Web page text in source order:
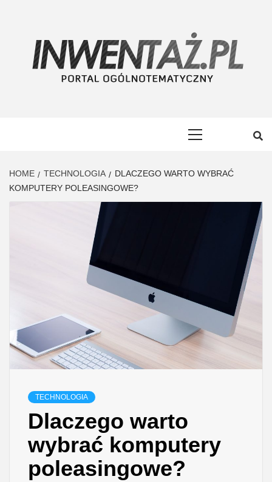
HOME TECHNOLOGIA
DLACZEGO WARTO WYBRAĆ
KOMPUTERY POLEASINGOWE?
TECHNOLOGIA
Dlaczego warto
wybrać komputery
poleasingowe?